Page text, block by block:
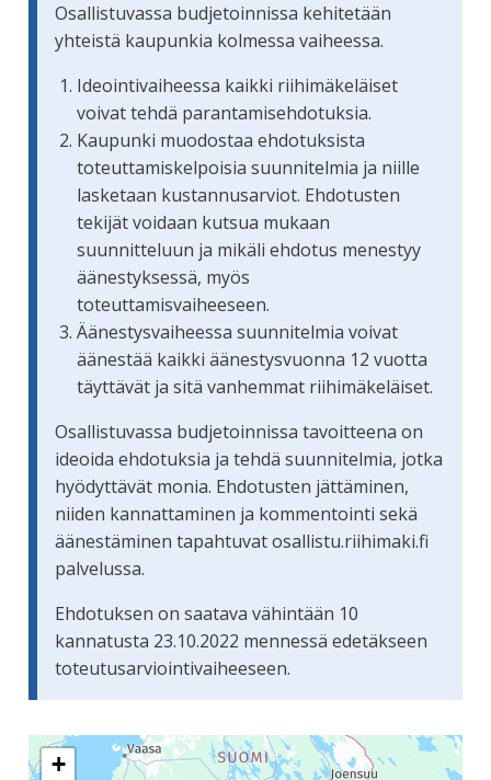
Osallistuvassa budjetoinnissa kehitetään
yhteistä kaupunkia kolmessa vaiheessa.
Ideointivaiheessa kaikki riihimäkeläiset
voivat tehdä parantamisehdotuksia.
Kaupunki muodostaa ehdotuksista
toteuttamiskelpoisia suunnitelmia ja niille
lasketaan kustannusarviot. Ehdotusten
tekijät voidaan kutsua mukaan
suunnitteluun ja mikäli ehdotus menestyy
äänestyksessä, myös
toteuttamisvaiheeseen.
Äänestysvaiheessa suunnitelmia voivat
äänestää kaikki äänestysvuonna 12 vuotta
täyttävät ja sitä vanhemmat riihimäkeläiset.
Osallistuvassa budjetoinnissa tavoitteena on
ideoida ehdotuksia ja tehdä suunnitelmia, jotka
hyödyttävät monia. Ehdotusten jättäminen,
niiden kannattaminen ja kommentointi sekä
äänestäminen tapahtuvat osallistu.riihimaki.fi
palvelussa.
Ehdotuksen on saatava vähintään 10
kannatusta 23.10.2022 mennessä edetäkseen
toteutusarviointivaiheeseen.
Seuraavassa elementissä on kartta, joka esittää
+